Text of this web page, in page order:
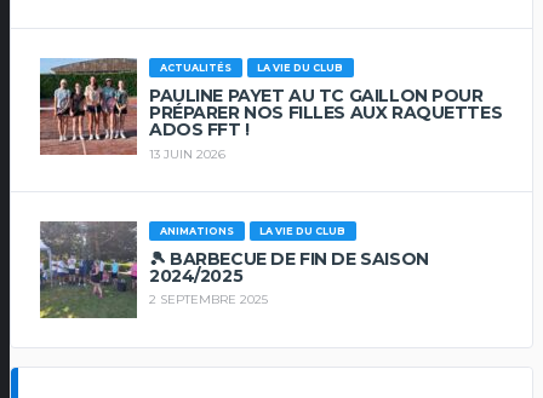
ACTUALITÉS LA VIE DU CLUB
PAULINE PAYET AU TC GAILLON POUR
PRÉPARER NOS FILLES AUX RAQUETTES
ADOS FFT !
13 JUIN 2026
ANIMATIONS LA VIE DU CLUB
🎾 BARBECUE DE FIN DE SAISON
2024/2025
2 SEPTEMBRE 2025